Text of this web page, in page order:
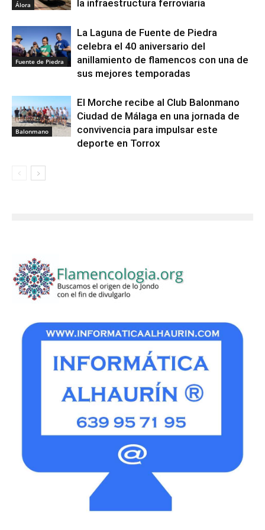
Álora la infraestructura ferroviaria
Fuente de Piedra
La Laguna de Fuente de Piedra
celebra el 40 aniversario del
anillamiento de flamencos con una de
sus mejores temporadas
Balonmano
El Morche recibe al Club Balonmano
Ciudad de Málaga en una jornada de
convivencia para impulsar este
deporte en Torrox